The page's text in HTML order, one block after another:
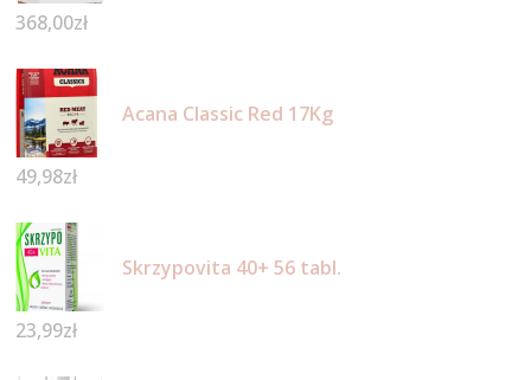
368,00zł
Acana Classic Red 17Kg
49,98zł
Skrzypovita 40+ 56 tabl.
23,99zł